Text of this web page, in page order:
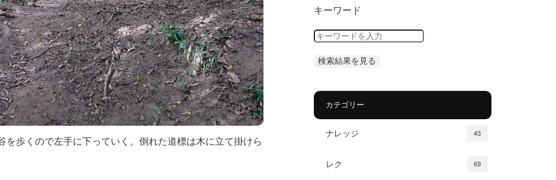
を歩くので左手に下っていく。倒れた道標は木に立て掛けら
キーワード
カテゴリー
ナレッジ 43
レク 69